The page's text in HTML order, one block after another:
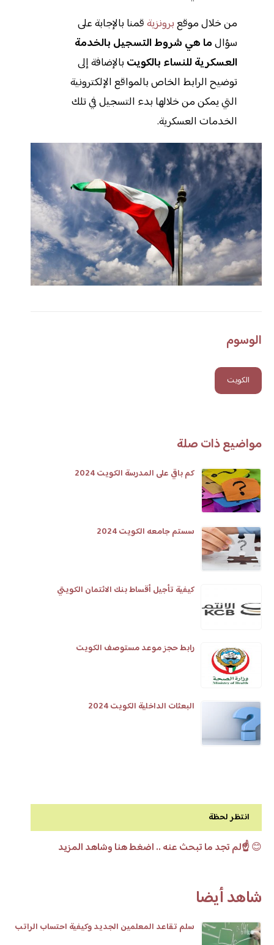
من خلال موقعبرونزيةقمنا بالإجابة على
سؤالما هي شروط التسجيل بالخدمة
العسكرية للنساء بالكويت بالإضافة إلى
توضيح الرابط الخاص بالمواقع الإلكترونية
التي يمكن من خلالها بدء التسجيل في تلك
الخدمات العسكرية.
الوسوم
الكويت
مواضيع ذات صلة
كم باقي على المدرسة الكويت 2024
سستم جامعه الكويت 2024
كيفية تأجيل أقساط بنك الائتمان الكويتي
رابط حجز موعد مستوصف الكويت
البعثات الداخلية الكويت 2024
انتظر لحظة
😊☝️لم تجد ما تبحث عنه .. اضغط هنا وشاهد المزيد
شاهد أيضا
سلم تقاعد المعلمين الجديد وكيفية احتساب الراتب